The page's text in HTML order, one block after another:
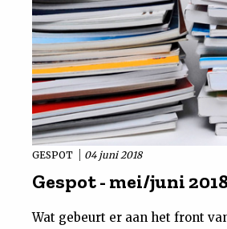
GESPOT 04 juni 2018
Gespot - mei/juni
Wat gebeurt er aan het front